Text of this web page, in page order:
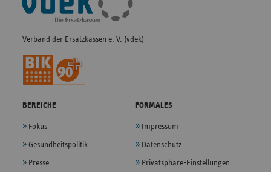
Navigation
Verband der Ersatzkassen e. V. (vdek)
BEREICHE
Fokus
Gesundheitspolitik
Presse
FORMALES
Impressum
Datenschutz
Privatsphäre-Einstellungen